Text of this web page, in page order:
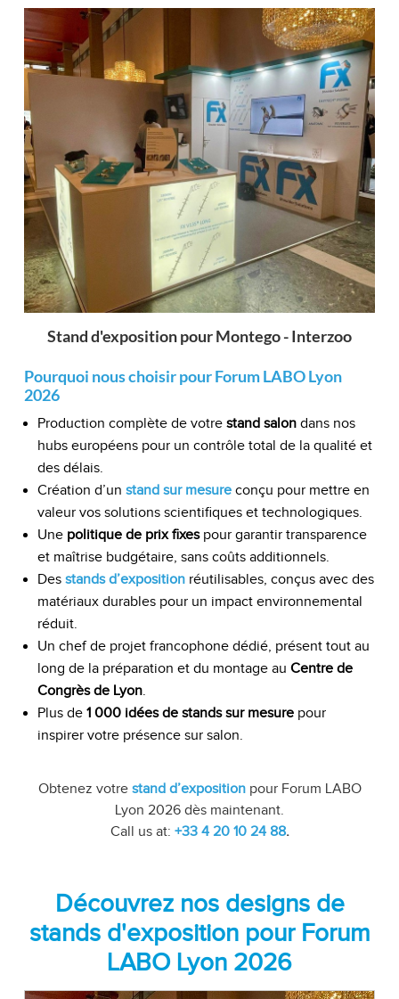
Stand d'exposition pour Montego - Interzoo
Pourquoi nous choisir pour Forum LABO Lyon
2026
Production complète de votre stand salon dans nos
hubs européens pour un contrôle total de la qualité et
des délais.
Création d’un stand sur mesure conçu pour mettre en
valeur vos solutions scientifiques et technologiques.
Une politique de prix fixespour garantir transparence
et maîtrise budgétaire, sans coûts additionnels.
Des stands d’exposition réutilisables, conçus avec des
matériaux durables pour un impact environnemental
réduit.
Un chef de projet francophone dédié, présent tout au
long de la préparation et du montage au Centre de
Congrès de Lyon.
Plus de 1 000 idées de stands sur mesure pour
inspirer votre présence sur salon.
Obtenez votre stand d’expositionpour Forum LABO
Lyon 2026 dès maintenant.
Call us at: +33 4 20 10 24 88.
Découvrez nos designs de
stands d'exposition pour Forum
LABO Lyon 2026